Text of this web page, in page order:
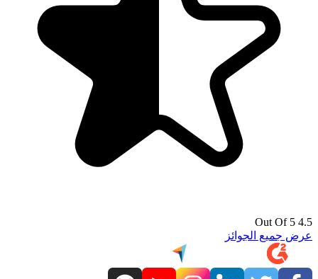
4.5 Out Of 5
عرض جميع الجوائز